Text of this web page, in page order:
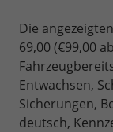
Die
69,00 (€99,00
Entwachsen,
Sicherungen,
deutsch,